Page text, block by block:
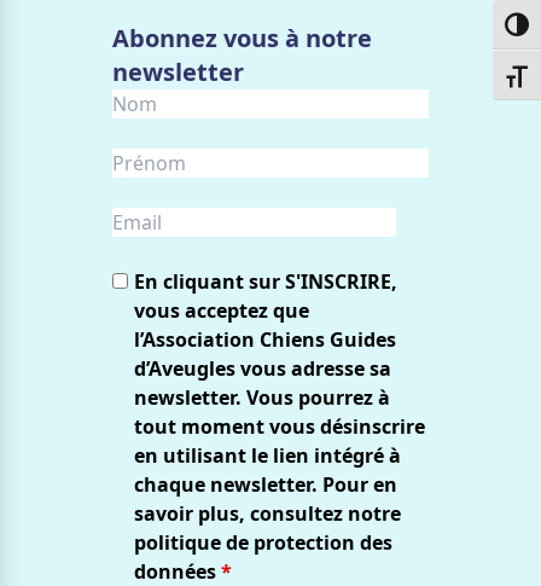
Abonnez vous à notre
newsletter
En cliquant sur S'INSCRIRE,
vous acceptez que
l’Association Chiens Guides
d’Aveugles vous adresse sa
newsletter. Vous pourrez à
tout moment vous désinscrire
en utilisant le lien intégré à
chaque newsletter. Pour en
savoir plus, consultez notre
politique de protection des
données*